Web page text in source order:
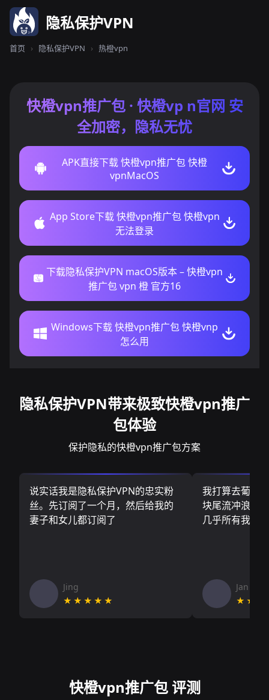
隐私保护VPN
首页 › 隐私保护VPN › 热橙vpn
快橙vpn推广包 · 快橙vp n官网 安
全加密，隐私无忧
APK直接下载 快橙vpn推广包 快橙
vpnMacOS
App Store下载 快橙vpn推广包 快橙vpn
无法登录
下载隐私保护VPN macOS版本 – 快橙vpn
推广包 vpn 橙 官方16
Windows下载 快橙vpn推广包 快橙vnp
怎么用
隐私保护VPN带来极致快橙vpn推广
包体验
保护隐私的快橙vpn推广包方案
说实话我是隐私保护VPN的忠实粉
丝。先订阅了一个月，然后给我的
妻子和女儿都订阅了
Jing
★★★★★
我打算去葡萄
块尾流冲浪板
几乎所有我需
Jan V
快橙vpn推广包 评测